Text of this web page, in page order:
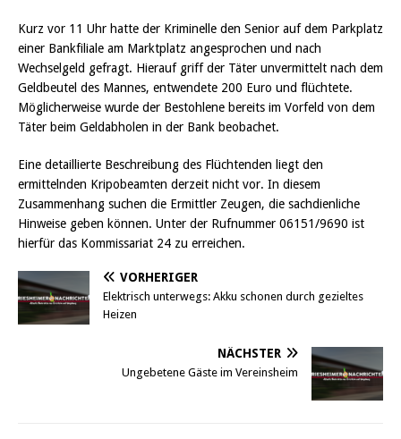
Kurz vor 11 Uhr hatte der Kriminelle den Senior auf dem Parkplatz
einer Bankfiliale am Marktplatz angesprochen und nach
Wechselgeld gefragt. Hierauf griff der Täter unvermittelt nach dem
Geldbeutel des Mannes, entwendete 200 Euro und flüchtete.
Möglicherweise wurde der Bestohlene bereits im Vorfeld von dem
Täter beim Geldabholen in der Bank beobachet.
Eine detaillierte Beschreibung des Flüchtenden liegt den
ermittelnden Kripobeamten derzeit nicht vor. In diesem
Zusammenhang suchen die Ermittler Zeugen, die sachdienliche
Hinweise geben können. Unter der Rufnummer 06151/9690 ist
hierfür das Kommissariat 24 zu erreichen.
VORHERIGER
Elektrisch unterwegs: Akku schonen durch gezieltes
Heizen
NÄCHSTER
Ungebetene Gäste im Vereinsheim